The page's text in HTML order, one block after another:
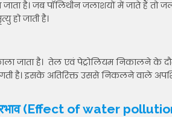
है। जब पॉलिथीन जलाशयों में जाते हैं तो
हो जाती है।
जाता है। तेल एवं पेट्रोलियम निकालने के
है। इसके अतिरिक्त उससे निकलने वाले
(Effect of water